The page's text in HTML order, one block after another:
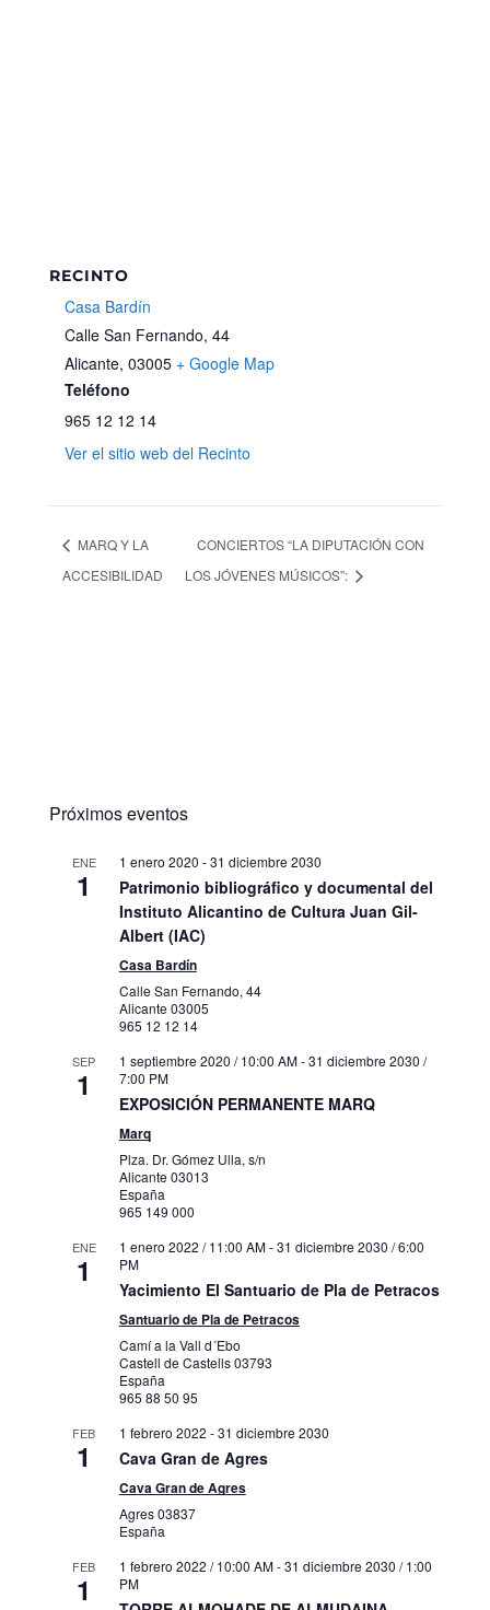
RECINTO
Casa Bardín
Calle San Fernando, 44
Alicante, 03005 + Google Map
Teléfono
965 12 12 14
Ver el sitio web del Recinto
MARQ Y LA
ACCESIBILIDAD
CONCIERTOS “LA DIPUTACIÓN CON
LOS JÓVENES MÚSICOS”:
Próximos eventos
ENE
1
1 enero 2020 -31 diciembre 2030
Patrimonio bibliográfico y documental del
Instituto Alicantino de Cultura Juan Gil-
Albert (IAC)
Casa Bardín
Calle San Fernando, 44
Alicante 03005
965 12 12 14
SEP
1
1 septiembre 2020 / 10:00 AM-31 diciembre 2030 /
7:00 PM
EXPOSICIÓN PERMANENTE MARQ
Marq
Plza. Dr. Gómez Ulla, s/n
Alicante 03013
España
965 149 000
ENE
1
1 enero 2022 / 11:00 AM-31 diciembre 2030 / 6:00
PM
Yacimiento El Santuario de Pla de Petracos
Santuario de Pla de Petracos
Camí a la Vall d´Ebo
Castell de Castells03793
España
965 88 50 95
FEB
1
1 febrero 2022 -31 diciembre 2030
Cava Gran de Agres
Cava Gran de Agres
Agres03837
España
FEB
1
1 febrero 2022 / 10:00 AM-31 diciembre 2030 / 1:00
PM